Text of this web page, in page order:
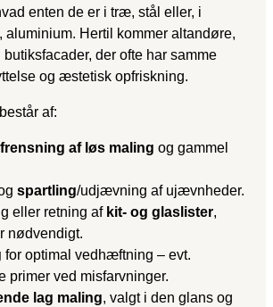
enten de er i træ, stål eller, i
Hertil kommer altandøre,
der ofte har samme
og æstetisk opfriskning.
af:
af løs maling og gammel
spartling/udjævning af ujævnheder.
eller retning af kit- og glaslister,
nødvendigt.
for optimal vedhæftning – evt.
primer ved misfarvninger.
lag maling, valgt i den glans og